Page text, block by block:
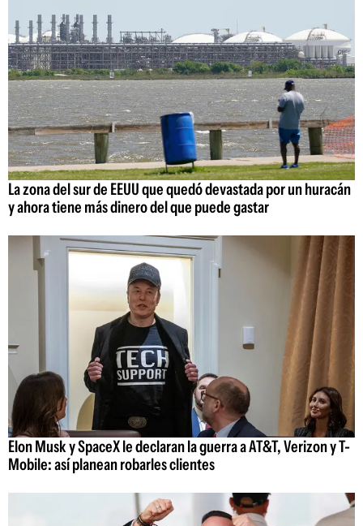
La zona del sur de EEUU que quedó devastada por un huracán
y ahora tiene más dinero del que puede gastar
Elon Musk y SpaceX le declaran la guerra a AT&T, Verizon y T-
Mobile: así planean robarles clientes